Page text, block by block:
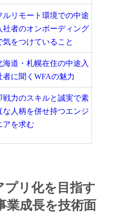
ルリモート環境での中途
社者のオンボーディング
気をつけていること
海道・札幌在住の中途入
者に聞くWFAの魅力
戦力のスキルと誠実で素
な人柄を併せ持つエンジ
アを求む
プリ化を目指す
業成長を技術面